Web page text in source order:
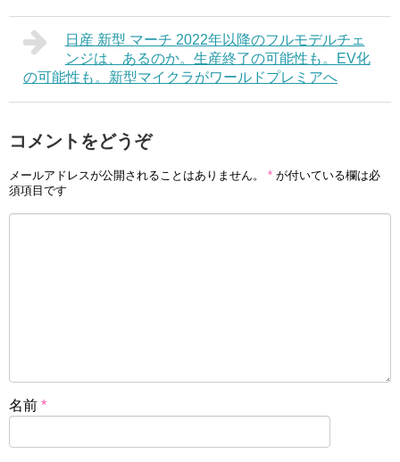
日産 新型 マーチ 2022年以降のフルモデルチェ
ンジは、あるのか。生産終了の可能性も。EV化
の可能性も。新型マイクラがワールドプレミアへ
コメントをどうぞ
メールアドレスが公開されることはありません。 * が付いている欄は必
須項目です
名前 *